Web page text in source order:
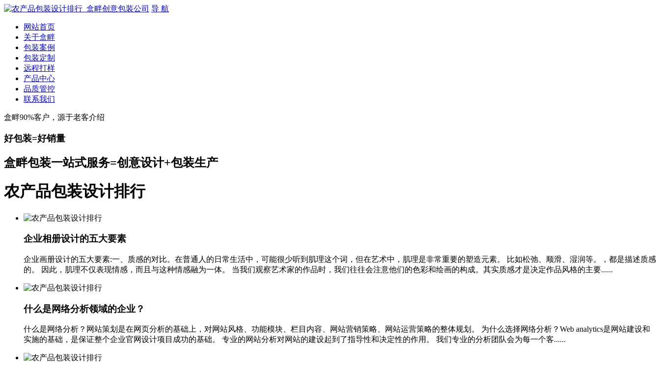
导 航
网站首页
关于盒畔
包装案例
包装定制
远程打样
产品中心
品质管控
联系我们
盒畔90%客户，源于老客介绍
好包装=好销量
盒畔包装一站式服务=创意设计+包装生产
农产品包装设计排行
企业相册设计的五大要素
企业画册设计的五大要素:一、质感的对比。在普通人的日常生活中，可能很少听到肌理这个词，但在艺术中，肌理是非常重要的塑造元素。 比如松弛、顺滑、湿润等。，都是描述质感
的。 因此，肌理不仅表现情感，而且与这种情感融为一体。 当我们观察艺术家的作品时，我们往往会注意他们的色彩和绘画的构成。其实质感才是决定作品风格的主要......
什么是网络分析领域的企业？
什么是网络分析？网站策划是在网页分析的基础上，对网站风格、功能模块、栏目内容、网站营销策略、网站运营策略的整体规划。 为什么选择网络分析？Web analytics是网站建设和
实施的基础，是保证整个企业官网设计项目成功的基础。 专业的网站分析对网站的建设起到了指导性和决定性的作用。 我们专业的分析团队会为每一个客......